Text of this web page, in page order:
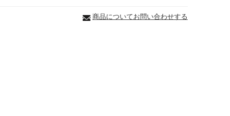
商品についてお問い合わせする